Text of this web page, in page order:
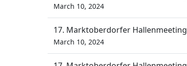
March 10, 2024
17. Marktoberdorfer Hallenmeeting
March 10, 2024